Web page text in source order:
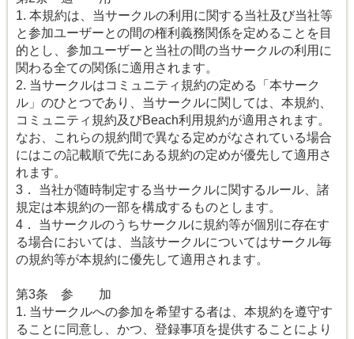
1. 本規約は、当サークルの利用に関する当社及び当社等
と参加ユーザーとの間の権利義務関係を定めることを目
的とし、参加ユーザーと当社の間の当サークルの利用に
関わる全ての関係に適用されます。
2. 当サークルはコミュニティ規約の定める「本サーク
ル」のひとつであり、当サークルに関しては、本規約、
コミュニティ規約及びBeach利用規約が適用されます。
なお、これらの規約間で異なる定めがなされている場合
にはこの記載順で先にある規約の定めが優先して適用さ
れます。
3． 当社が随時制定する当サークルに関するルール、諸
規定は本規約の一部を構成するものとします。
4． 当サークルのうちサークルに規約等が個別に存在す
る場合においては、当該サークルについてはサークル毎
の規約等が本規約に優先して適用されます。
第3条 参 加
1. 当サークルへの参加を希望する者は、本規約を遵守す
ることに同意し、かつ、登録事項を提供することにより